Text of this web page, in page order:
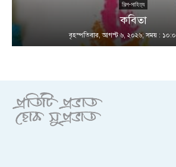
শিল্প-সাহিত্য
কবিতা
বৃহস্পতিবার, আগস্ট ৬, ২০২৬; সময় :